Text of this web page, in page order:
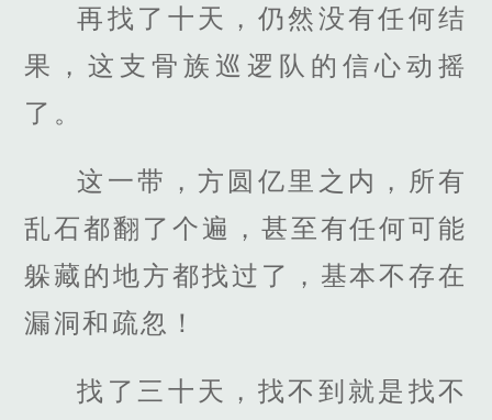
再找了十天，仍然没有任何结
果，这支骨族巡逻队的信心动摇
了。
这一带，方圆亿里之内，所有
乱石都翻了个遍，甚至有任何可能
躲藏的地方都找过了，基本不存在
漏洞和疏忽！
找了三十天，找不到就是找不